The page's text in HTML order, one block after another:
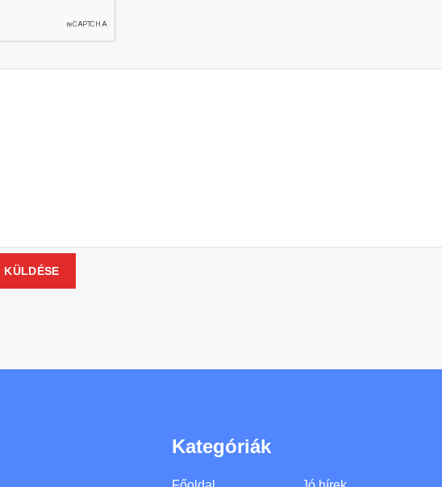
Kategóriák